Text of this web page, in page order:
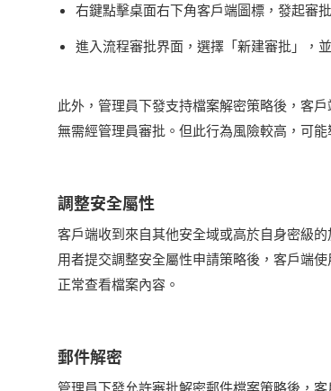
右鍵點擊桌面右下角客戶端圖標，發起審
進入流程審批界面，選擇「新建審批」，
此外，管理員下發支持檔案解密策略後，客
無需經管理員審批。但此行為風險較高，可
調整安全屬性
客戶端收到來自其他安全域或高於自身密級
用者提交調整安全屬性申請策略後，客戶端
正常查看檔案內容。
郵件解密